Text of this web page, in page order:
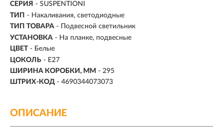
СЕРИЯ - SUSPENTIONI
ТИП - Накаливания, светодиодные
ТИП ТОВАРА - Подвесной светильник
УСТАНОВКА - На планке, подвесные
ЦВЕТ - Белые
ЦОКОЛЬ - E27
ШИРИНА КОРОБКИ, ММ - 295
ШТРИХ-КОД - 4690344073073
ОПИСАНИЕ